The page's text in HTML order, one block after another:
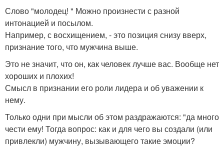
Слово "молодец! " Можно произнести с разной
интонацией и посылом.
Например, с восхищением, - это позиция снизу вверх,
признание того, что мужчина выше.
Это не значит, что он, как человек лучше вас. Вообще нет
хороших и плохих!
Смысл в признании его роли лидера и об уважении к
нему.
Только одни при мысли об этом раздражаются: "да много
чести ему! Тогда вопрос: как и для чего вы создали (или
привлекли) мужчину, вызывающего такие эмоции?